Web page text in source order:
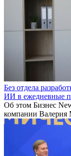
Без отдела
ИИ в ежедневные
Об этом Бизнес
компании Валерия